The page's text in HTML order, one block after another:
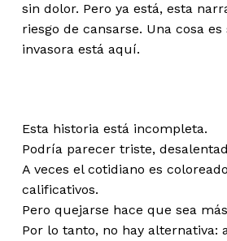
sin dolor. Pero ya está, esta
riesgo de cansarse. Una cosa
invasora está aquí.
Esta historia está incompleta.
Podría parecer triste,
A veces el cotidiano es
calificativos.
Pero quejarse hace que sea
Por lo tanto, no hay alternativa: